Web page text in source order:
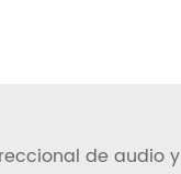
de audio y